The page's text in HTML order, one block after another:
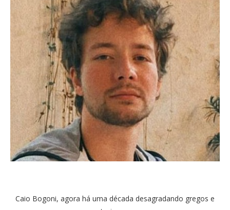
Caio Bogoni, agora há uma década desagradando gregos e